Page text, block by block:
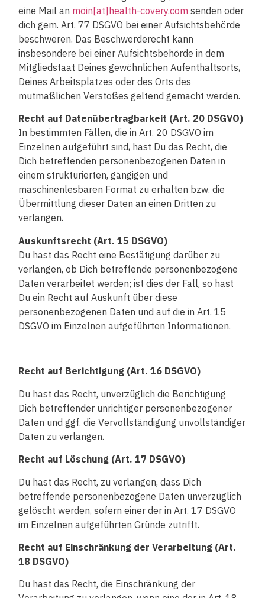
eine Mail an moin[at]health-covery.com senden oder
dich gem. Art. 77 DSGVO bei einer Aufsichtsbehörde
beschweren. Das Beschwerderecht kann
insbesondere bei einer Aufsichtsbehörde in dem
Mitgliedstaat Deines gewöhnlichen Aufenthaltsorts,
Deines Arbeitsplatzes oder des Orts des
mutmaßlichen Verstoßes geltend gemacht werden.
Recht auf Datenübertragbarkeit (Art. 20 DSGVO)
In bestimmten Fällen, die in Art. 20 DSGVO im
Einzelnen aufgeführt sind, hast Du das Recht, die
Dich betreffenden personenbezogenen Daten in
einem strukturierten, gängigen und
maschinenlesbaren Format zu erhalten bzw. die
Übermittlung dieser Daten an einen Dritten zu
verlangen.
Auskunftsrecht (Art. 15 DSGVO)
Du hast das Recht eine Bestätigung darüber zu
verlangen, ob Dich betreffende personenbezogene
Daten verarbeitet werden; ist dies der Fall, so hast
Du ein Recht auf Auskunft über diese
personenbezogenen Daten und auf die in Art. 15
DSGVO im Einzelnen aufgeführten Informationen.
Recht auf Berichtigung (Art. 16 DSGVO)
Du hast das Recht, unverzüglich die Berichtigung
Dich betreffender unrichtiger personenbezogener
Daten und ggf. die Vervollständigung unvollständiger
Daten zu verlangen.
Recht auf Löschung (Art. 17 DSGVO)
Du hast das Recht, zu verlangen, dass Dich
betreffende personenbezogene Daten unverzüglich
gelöscht werden, sofern einer der in Art. 17 DSGVO
im Einzelnen aufgeführten Gründe zutrifft.
Recht auf Einschränkung der Verarbeitung (Art.
18 DSGVO)
Du hast das Recht, die Einschränkung der